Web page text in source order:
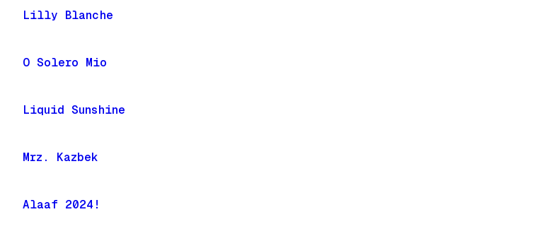
Lilly Blanche
O Solero Mio
Liquid Sunshine
Mrz. Kazbek
Alaaf 2024!